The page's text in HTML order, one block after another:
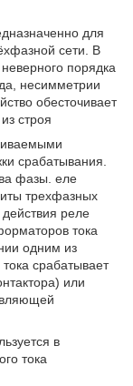
для
сети. В
порядка
несимметрии
обесточивает
строя
срабатывания.
фазы. еле
трехфазных
реле
тока
одним из
срабатывает
или
в
тока